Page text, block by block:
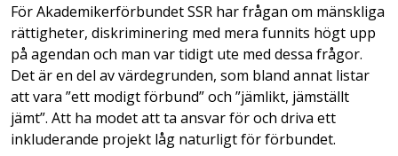
För Akademikerförbundet SSR har frågan om mänskliga
rättigheter, diskriminering med mera funnits högt upp
på agendan och man var tidigt ute med dessa frågor.
Det är en del av värdegrunden, som bland annat listar
att vara ”ett modigt förbund” och ”jämlikt, jämställt
jämt”. Att ha modet att ta ansvar för och driva ett
inkluderande projekt låg naturligt för förbundet.